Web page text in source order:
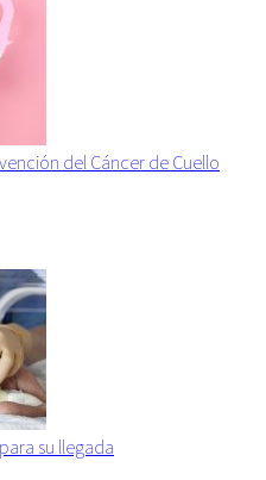
del Cáncer de Cuello
su llegada